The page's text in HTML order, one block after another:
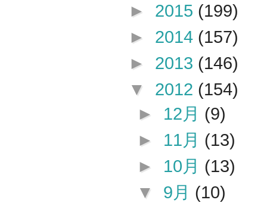
► 2015 (199)
► 2014 (157)
► 2013 (146)
▼ 2012 (154)
► 12月 (9)
► 11月 (13)
► 10月 (13)
▼ 9月 (10)